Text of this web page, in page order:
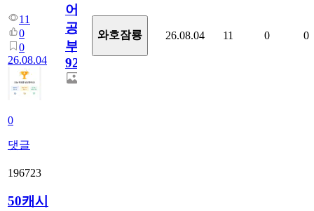
11
0
0
26.08.04
0
댓글
어
공
부
928
와호잠룡 26.08.04 11 0 0
196723
50캐시